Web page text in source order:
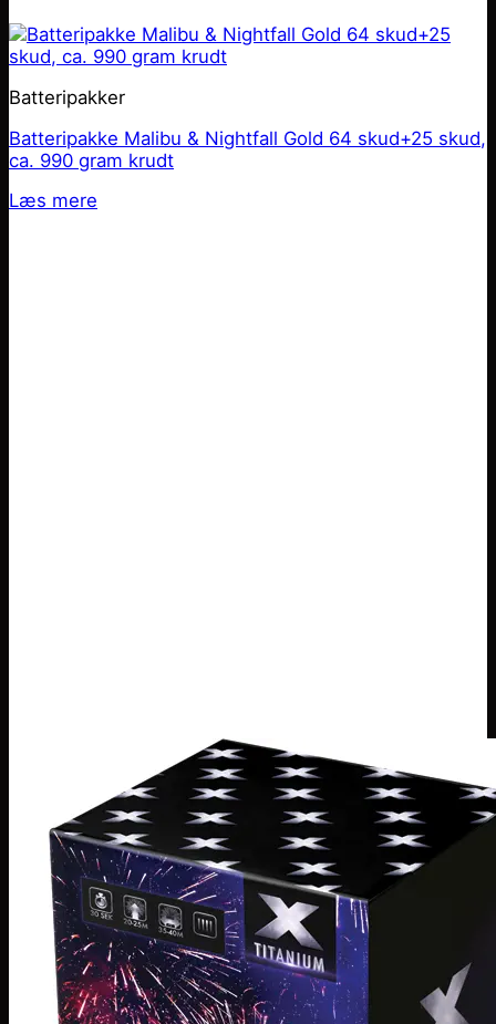
Batteripakker
Batteripakke Malibu & Nightfall Gold 64 skud+25 skud,
ca. 990 gram krudt
Læs mere